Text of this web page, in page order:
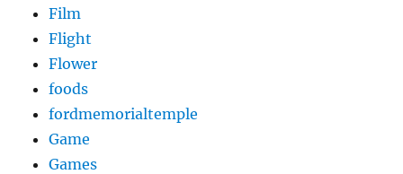
Film
Flight
Flower
foods
fordmemorialtemple
Game
Games